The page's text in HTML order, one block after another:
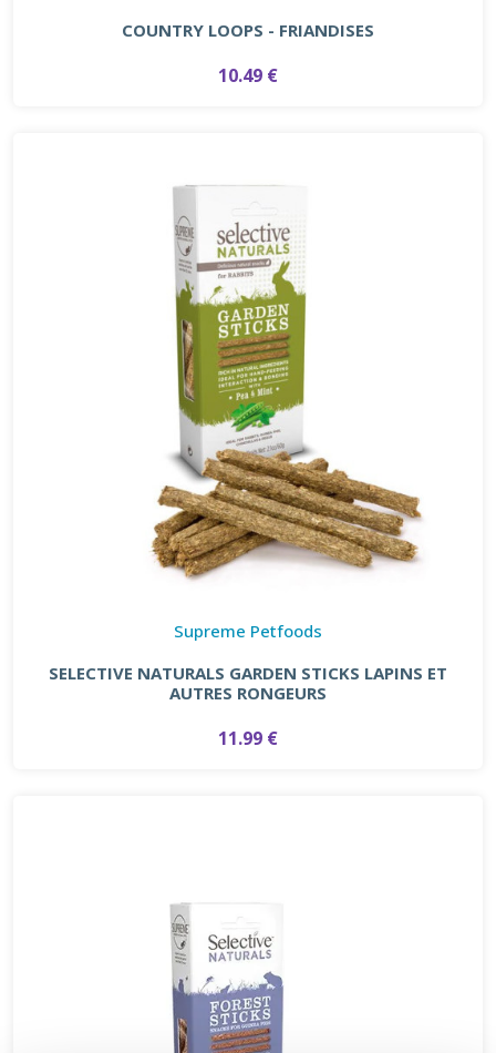
COUNTRY LOOPS - FRIANDISES
10.49 €
Supreme Petfoods
SELECTIVE NATURALS GARDEN STICKS LAPINS ET
AUTRES RONGEURS
11.99 €